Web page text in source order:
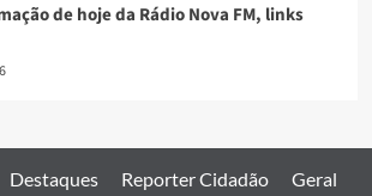
de hoje da Rádio Nova FM, links
Destaques Reporter Cidadão
Geral